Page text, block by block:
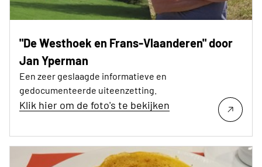
"De Westhoek en Frans-Vlaanderen" door
Jan Yperman
Een zeer geslaagde informatieve en
gedocumenteerde uiteenzetting.
Klik hier om de foto's te bekijken